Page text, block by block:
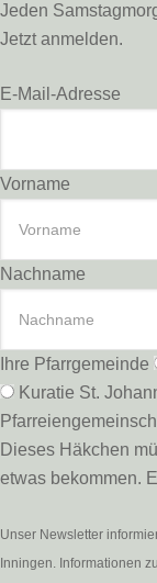
Jeden
Jetzt anmelden.
E-Mail-Adresse
Vorname
Nachname
Ihre Pfarrgemeinde
Kuratie St.
Dieses Häkchen
etwas bekommen.
Unser Newsletter
Inningen. Informationen